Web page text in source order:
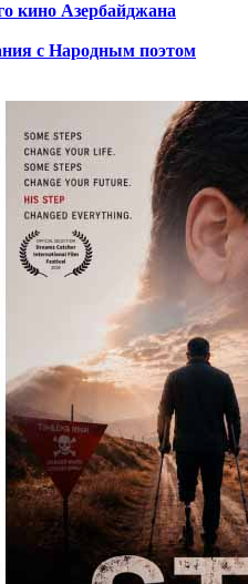
кино Азербайджана
с Народным поэтом